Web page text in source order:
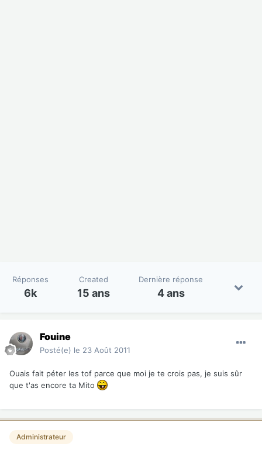
Réponses
6k
Created
15 ans
Dernière réponse
4 ans
Fouine
Posté(e) le 23 Août 2011
Ouais fait péter les tof parce que moi je te crois pas, je suis sûr
que t'as encore ta Mito
Administrateur